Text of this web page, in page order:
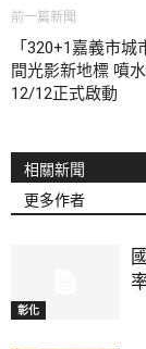
前一篇新聞
「320+1嘉義市
間光影新地標 噴
12/12正式啟動
相關新聞
更多作者
彰化